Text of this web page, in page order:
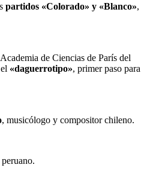
partidos «Colorado» y «Blanco»,
de Ciencias de París del
«daguerrotipo», primer paso para
, musicólogo y compositor chileno.